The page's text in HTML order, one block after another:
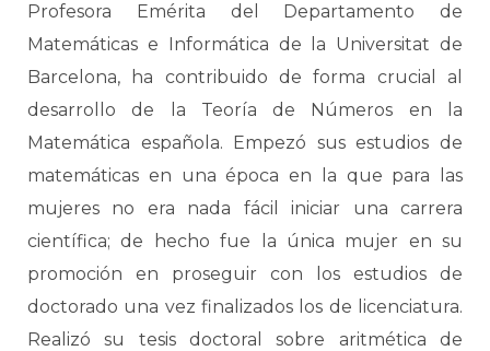
Profesora Emérita del Departamento de
Matemáticas e Informática de la Universitat de
Barcelona, ha contribuido de forma crucial al
desarrollo de la Teoría de Números en la
Matemática española. Empezó sus estudios de
matemáticas en una época en la que para las
mujeres no era nada fácil iniciar una carrera
científica; de hecho fue la única mujer en su
promoción en proseguir con los estudios de
doctorado una vez finalizados los de licenciatura.
Realizó su tesis doctoral sobre aritmética de